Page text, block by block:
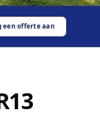
een offerte aan